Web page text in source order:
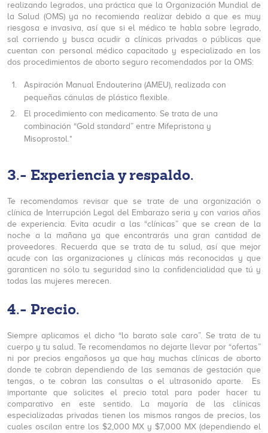
realizando legrados, una práctica que la Organización Mundial de
la Salud (OMS) ya no recomienda realizar debido a que es muy
riesgosa e invasiva, así que si el médico te habla sobre legrado,
sal corriendo y busca acudir a clínicas privadas o públicas que
cuentan con personal médico capacitado y especializado en los
dos procedimientos de aborto seguro recomendados por la OMS:
Aspiración Manual Endouterina (AMEU), realizada con
pequeñas cánulas de plástico flexible.
El procedimiento con medicamento. Se trata de una
combinación “Gold standard” entre Mifepristona y
Misoprostol.*
3.- Experiencia y respaldo.
Te recomendamos revisar que se trate de una organización o
clínica de Interrupción Legal del Embarazo seria y con varios años
de experiencia. Evita acudir a las “clínicas” que se crean de la
noche a la mañana ya que encontrarás una gran cantidad de
proveedores. Recuerda que se trata de tu salud, así que mejor
acude con las organizaciones y clínicas más reconocidas y que
garanticen no sólo tu seguridad sino la confidencialidad que tú y
todas las mujeres merecen.
4.- Precio.
Siempre aplicamos el dicho “lo barato sale caro”. Se trata de tu
cuerpo y tu salud. Te recomendamos no dejarte llevar por “ofertas”
ni por precios engañosos ya que hay muchas clínicas de aborto
donde te cobran dependiendo de las semanas de gestación que
tengas, o te cobran las consultas o el ultrasonido aparte. Es
importante que solicites el precio total para poder hacer tu
comparativo en este sentido. La mayoría de las clínicas
especializadas privadas tienen los mismos rangos de precios, los
cuales oscilan entre los $2,000 MX y $7,000 MX (dependiendo el